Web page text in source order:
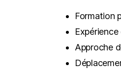
Formation
Approche